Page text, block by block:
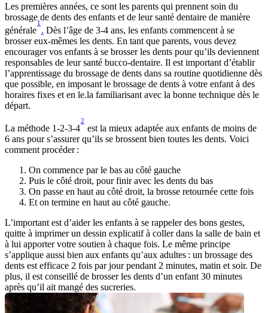
Les premières années, ce sont les parents qui prennent soin du
brossage de dents des enfants et de leur santé dentaire de manière
générale
1
. Dès l’âge de 3-4 ans, les enfants commencent à se
brosser eux-mêmes les dents. En tant que parents, vous devez
encourager vos enfants à se brosser les dents pour qu’ils deviennent
responsables de leur santé bucco-dentaire. Il est important d’établir
l’apprentissage du brossage de dents dans sa routine quotidienne dès
que possible, en imposant le brossage de dents à votre enfant à des
horaires fixes et en le.la familiarisant avec la bonne technique dès le
départ.
La méthode 1-2-3-4
2
est la mieux adaptée aux enfants de moins de
6 ans pour s’assurer qu’ils se brossent bien toutes les dents. Voici
comment procéder :
On commence par le bas au côté gauche
Puis le côté droit, pour finir avec les dents du bas
On passe en haut au côté droit, la brosse retournée cette fois
Et on termine en haut au côté gauche.
L’important est d’aider les enfants à se rappeler des bons gestes,
quitte à imprimer un dessin explicatif à coller dans la salle de bain et
à lui apporter votre soutien à chaque fois. Le même principe
s’applique aussi bien aux enfants qu’aux adultes : un brossage des
dents est efficace 2 fois par jour pendant 2 minutes, matin et soir. De
plus, il est conseillé de brosser les dents d’un enfant 30 minutes
après qu’il ait mangé des sucreries.